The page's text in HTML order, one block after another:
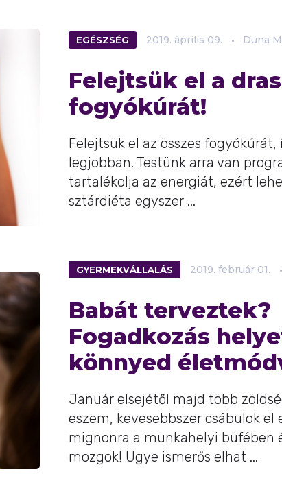
EGÉSZSÉG 2019. április 09. Duna
Felejtsük el a
fogyókúrát!
Felejtsük el az összes fogyókúrát,
legjobban. Testünk arra van
tartalékolja az energiát, ezért
sztárdiéta egyszer ...
GYERMEKVÁLLALÁS 2019. február 01.
Babát terveztek?
Fogadkozás
könnyed
Január elsejétől majd több
eszem, kevesebbszer csábulok el
mignonra a munkahelyi büfében
mozgok! Ugye ismerős elhat ...